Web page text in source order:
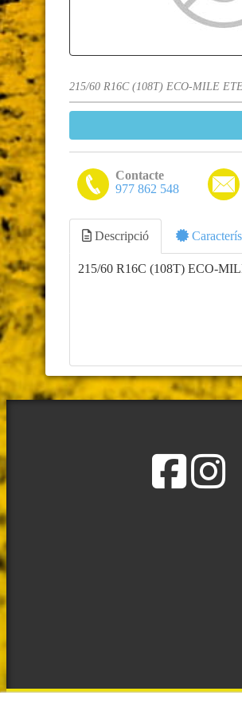
215/60 R16C (108T) ECO-MILE
Contacte
977 862 548
Descripció
215/60 R16C (108T) ECO-